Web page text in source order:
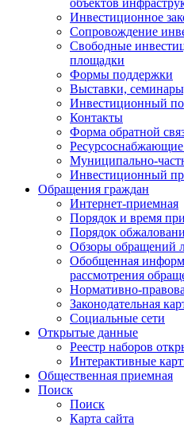
объектов
Инвестиционное
Сопровождение
Свободные
площадки
Формы поддержки
Выставки,
Инвестиционный
Контакты
Форма обратной
Муниципально-
Инвестиционный
Обращения граждан
Интернет-приемная
Порядок и время
Порядок
Обзоры обращений
Обобщенная
рассмотрения
Нормативно-
Законодательная
Социальные сети
Открытые данные
Реестр наборов
Интерактивные
Общественная приемная
Поиск
Поиск
Карта сайта